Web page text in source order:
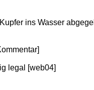
ins Wasser
legal [web04]